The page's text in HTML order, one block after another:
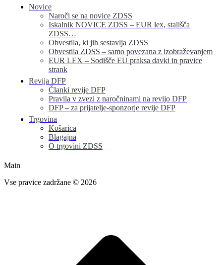
Novice
Naroči se na novice ZDSS
Iskalnik NOVICE ZDSS – EUR lex, stališča
ZDSS…
Obvestila, ki jih sestavlja ZDSS
Obvestila ZDSS – samo povezana z izobraževanjem
EUR LEX – Sodišče EU praksa davki in pravice
strank
Revija DFP
Članki revije DFP
Pravila v zvezi z naročninami na revijo DFP
DFP – za prijatelje-sponzorje revije DFP
Trgovina
Košarica
Blagajna
O trgovini ZDSS
Main
Vse pravice zadržane © 2026